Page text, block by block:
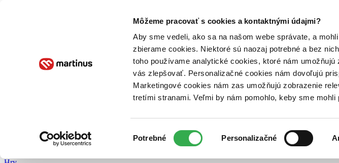
Môžeme pracovať s cookies a kontaktnými údajmi?
Aby sme vedeli, ako sa na našom webe správate, a
zbierame cookies. Niektoré sú naozaj potrebné a bez
toho používame analytické cookies, ktoré nám
vás zlepšovať. Personalizačné cookies nám dovoľujú
Marketingové cookies nám zas umožňujú zobrazenie
tretími stranami. Veľmi by nám pomohlo, keby sme
súhlasu
Potrebné Personalizačné
Poukážky Kontakt